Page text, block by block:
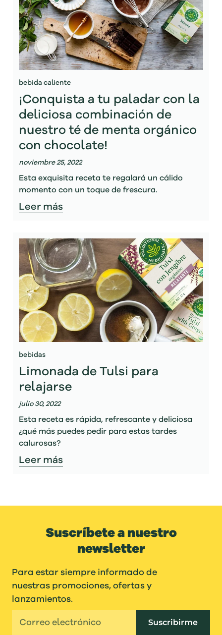
bebida caliente
¡Conquista a tu paladar con la
deliciosa combinación de
nuestro té de menta orgánico
con chocolate!
noviembre 25, 2022
Esta exquisita receta te regalará un cálido
momento con un toque de frescura.
Leer más
bebidas
Limonada de Tulsi para
relajarse
julio 30, 2022
Esta receta es rápida, refrescante y deliciosa
¿qué más puedes pedir para estas tardes
calurosas?
Leer más
Suscríbete a nuestro
newsletter
Para estar siempre informado de
nuestras promociones, ofertas y
lanzamientos.
Suscribirme